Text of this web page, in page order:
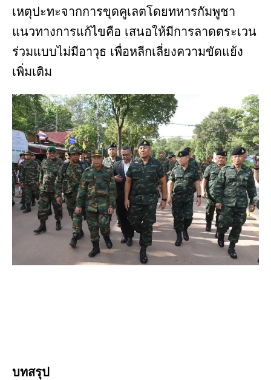
เหตุปะทะจากการขุดคูเลตโดยทหารกัมพูชา
แนวทางการแก้ไขคือ เสนอให้มีการลาดตระเวน
ร่วมแบบไม่มีอาวุธ เพื่อหลีกเลี่ยงความขัดแย้ง
เพิ่มเติม
บทสรุป